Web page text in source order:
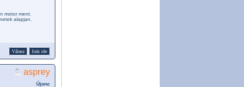
motor ment.
alapjan.
Válasz link ide
asprey
Újonc